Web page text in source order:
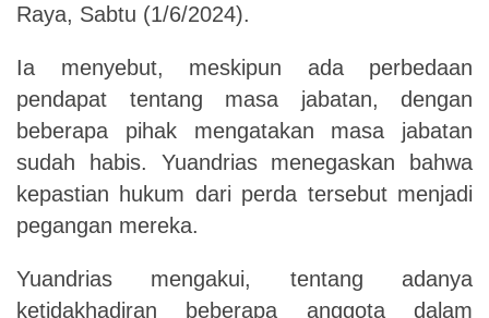
Raya, Sabtu (1/6/2024).
Ia menyebut, meskipun ada perbedaan
pendapat tentang masa jabatan, dengan
beberapa pihak mengatakan masa jabatan
sudah habis. Yuandrias menegaskan bahwa
kepastian hukum dari perda tersebut menjadi
pegangan mereka.
Yuandrias mengakui, tentang adanya
ketidakhadiran beberapa anggota dalam